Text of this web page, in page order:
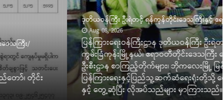
တိုင်းဒေသကြီးအတွင်း ပြန်ကြားရေးလုပ်ငန်းများ ကြည့်ရှုစစ်ဆေး
တင့်သည် ယမန်နေ့တွင် ရန်ကုန်တိုင်းဒေသကြီး ကော့မှူးမြို့နယ်နှင့်
းဒရဲမြို့နယ်၊ ဘိုက‌လေးမြို့နယ် ပြန်ကြားရေးနှင့်ပြည်သူ့ဆက်ဆံရေး
မာ့အသံနှင့် ရုပ်မြင်သံကြားထပ်ဆင့်လွှင့်စက်ရုံ၊ ဖျာပုံခရိုင်
ပြီး ရုံးလုပ်ငန်းဆိုင်ရာများ ကြည့်ရှုစစ်ဆေးကာ ဝန်ထမ်းများ